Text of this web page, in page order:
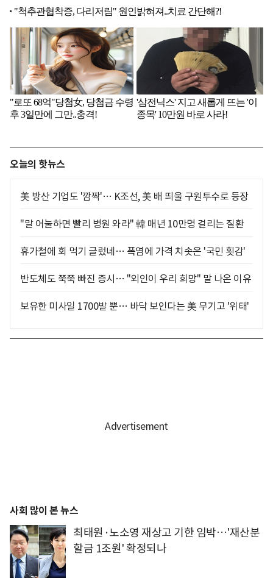
오늘의 핫뉴스
美 방산 기업도 '깜짝'… K조선, 美 배 띄울 구원투수로 등장
"말 어눌하면 빨리 병원 와라" 韓 매년 10만명 걸리는 질환
휴가철에 회 먹기 글렀네… 폭염에 가격 치솟은 '국민 횟감'
반도체도 쭉쭉 빠진 증시… "외인이 우리 희망" 말 나온 이유
보유한 미사일 1700발 뿐… 바닥 보인다는 美 무기고 '위태'
사회 많이 본 뉴스
최태원·노소영 재상고 기한 임박…'재산분
할금 1조원' 확정되나